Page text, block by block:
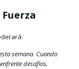
semana. Cuando
desafíos,